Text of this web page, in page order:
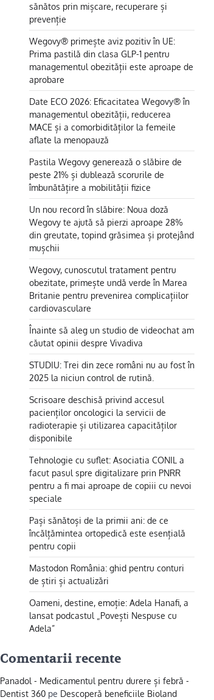
sănătos prin mișcare, recuperare și
prevenție
Wegovy® primește aviz pozitiv în UE:
Prima pastilă din clasa GLP-1 pentru
managementul obezității este aproape de
aprobare
Date ECO 2026: Eficacitatea Wegovy® în
managementul obezității, reducerea
MACE și a comorbidităților la femeile
aflate la menopauză
Pastila Wegovy generează o slăbire de
peste 21% și dublează scorurile de
îmbunătățire a mobilității fizice
Un nou record în slăbire: Noua doză
Wegovy te ajută să pierzi aproape 28%
din greutate, topind grăsimea și protejând
mușchii
Wegovy, cunoscutul tratament pentru
obezitate, primește undă verde în Marea
Britanie pentru prevenirea complicațiilor
cardiovasculare
Înainte să aleg un studio de videochat am
căutat opinii despre Vivadiva
STUDIU: Trei din zece români nu au fost în
2025 la niciun control de rutină.
Scrisoare deschisă privind accesul
pacienților oncologici la servicii de
radioterapie și utilizarea capacităților
disponibile
Tehnologie cu suflet: Asociatia CONIL a
facut pasul spre digitalizare prin PNRR
pentru a fi mai aproape de copiii cu nevoi
speciale
Pași sănătoși de la primii ani: de ce
încălțămintea ortopedică este esențială
pentru copii
Mastodon România: ghid pentru conturi
de știri și actualizări
Oameni, destine, emoție: Adela Hanafi, a
lansat podcastul „Povești Nespuse cu
Adela”
Comentarii recente
Panadol - Medicamentul pentru durere și febră -
Dentist 360 pe Descoperă beneficiile Bioland